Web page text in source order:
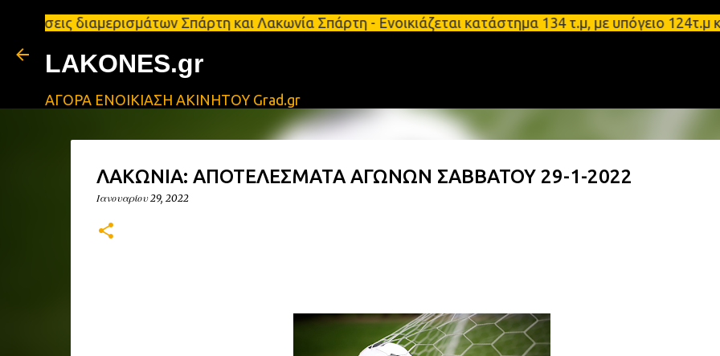
Μετάβαση στο κύριο περιεχόμενο
διαμερισμάτων Σπάρτη και Λακωνία Σπάρτη - Ενοικιάζεται κατάστημα 134 τ.μ, με υπόγειο 124τ.μ
LAKONES.gr
ΑΓΟΡΑ ΕΝΟΙΚΙΑΣΗ ΑΚΙΝΗΤΟΥ Grad.gr
ΛΑΚΩΝΙΑ: ΑΠΟΤΕΛΕΣΜΑΤΑ ΑΓΩΝΩΝ ΣΑΒΒΑΤΟΥ 29-1-2022
Ιανουαρίου 29, 2022